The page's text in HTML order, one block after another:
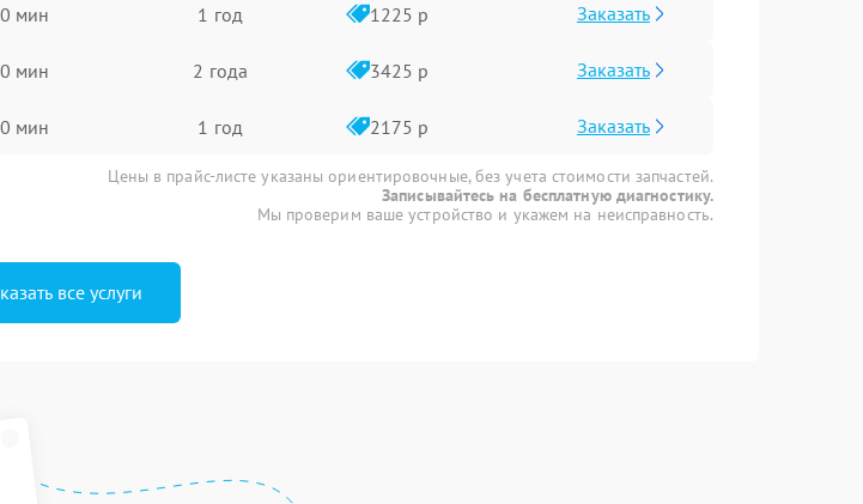
мин 1 год 1225 р Заказать
мин 2 года 3425 р Заказать
мин 1 год 2175 р Заказать
Цены в прайс-листе указаны ориентировочные, без учета стоимости запчастей.
Записывайтесь на бесплатную диагностику.
Мы проверим ваше устройство и укажем на неисправность.
все услуги